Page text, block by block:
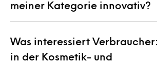
meiner Kategorie innovativ?
Was interessiert
in der Kosmetik- und